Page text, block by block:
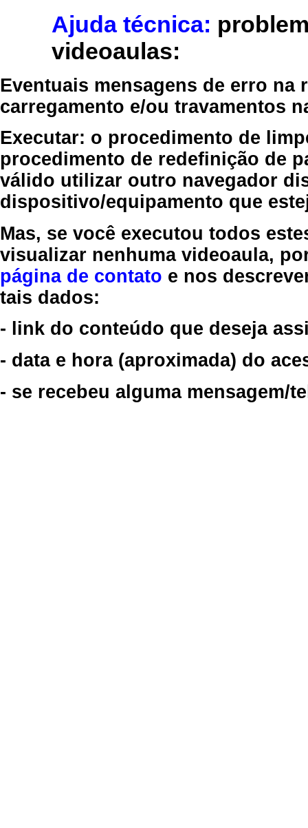
Ajuda técnica:
videoaulas:
Eventuais mensagens de erro
carregamento e/ou travamentos
Executar: o procedimento de
procedimento de redefinição de
válido utilizar outro navegador
dispositivo/equipamento que
Mas, se você executou todos
visualizar nenhuma videoaula,
página de contato e nos
tais dados:
- link do conteúdo que deseja
- data e hora (aproximada) do
- se recebeu alguma mensagem/